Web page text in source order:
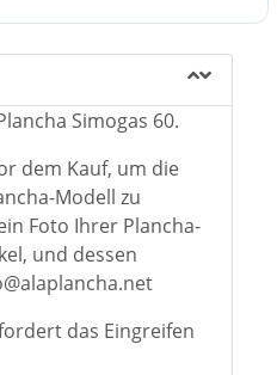
Simogas 60.
dem Kauf, um die
Modell zu
Foto Ihrer Plancha-
und dessen
das Eingreifen